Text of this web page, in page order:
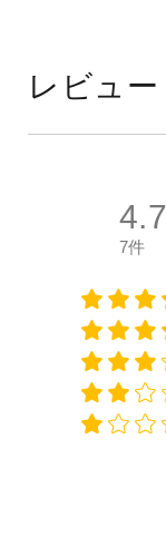
レビュー
7件